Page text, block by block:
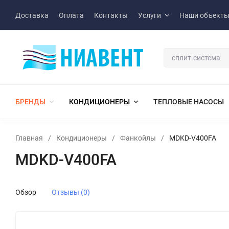
Доставка Оплата Контакты Услуги Наши объекты
БРЕНДЫ КОНДИЦИОНЕРЫ ТЕПЛОВЫЕ НАСОСЫ
Главная / Кондиционеры / Фанкойлы / MDKD-V400FA
MDKD-V400FA
Обзор Отзывы (0)